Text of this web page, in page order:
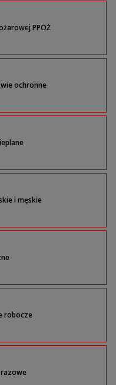
PPOŻ
ochronne
i męskie
robocze